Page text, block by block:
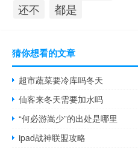
还不 都是
猜你想看的文章
超市蔬菜要冷库吗冬天
仙客来冬天需要加水吗
“何必游嵩少”的出处是哪里
ipad战神联盟攻略